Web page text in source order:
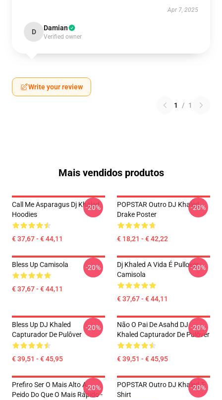
Apr 7, 2025
D Damian
Verified owner
Write your review
1 / 1
Mais vendidos produtos
Call Me Asparagus Dj Khaled
Hoodies
€ 37,67 - € 44,11
-20%
POPSTAR Outro DJ Khaled
Drake Poster
€ 18,21 - € 42,22
-20%
Bless Up Camisola
€ 37,67 - € 44,11
-20%
Dj Khaled A Vida É Pullover
Camisola
€ 37,67 - € 44,11
-20%
Bless Up DJ Khaled
Capturador De Pulôver
€ 39,51 - € 45,95
-20%
Não O Pai De Asahd DJ
Khaled Capturador De Pulôver
€ 39,51 - € 45,95
-20%
Prefiro Ser O Mais Alto A
Peido Do Que O Mais Rápido -
-20%
POPSTAR Outro DJ Khaled T-
Shirt
-20%